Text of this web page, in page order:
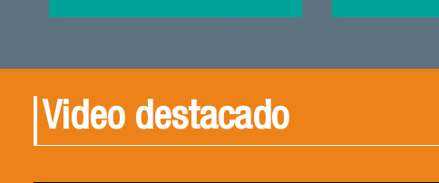
Video destacado